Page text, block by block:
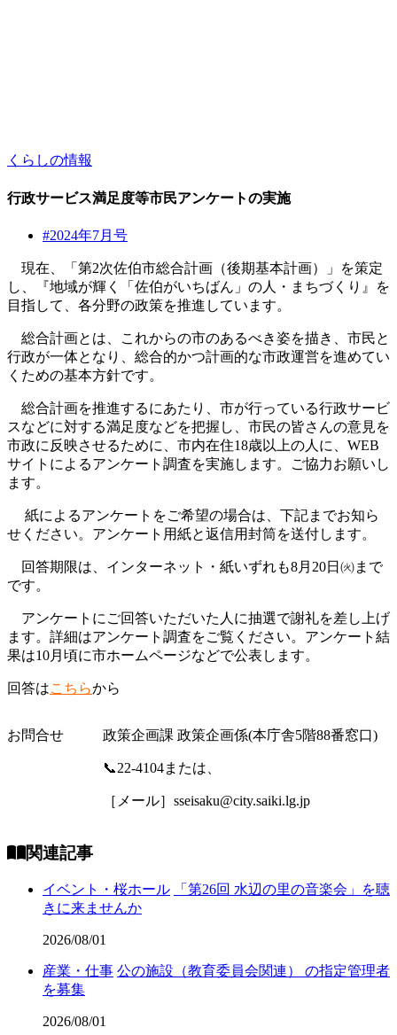
くらしの情報
行政サービス満足度等市民アンケートの実施
#2024年7月号
現在、「第2次佐伯市総合計画（後期基本計画）」を策定
し、『地域が輝く「佐伯がいちばん」の人・まちづくり』を
目指して、各分野の政策を推進しています。
総合計画とは、これからの市のあるべき姿を描き、市民と
行政が一体となり、総合的かつ計画的な市政運営を進めてい
くための基本方針です。
総合計画を推進するにあたり、市が行っている行政サービ
スなどに対する満足度などを把握し、市民の皆さんの意見を
市政に反映させるために、市内在住18歳以上の人に、WEB
サイトによるアンケート調査を実施します。ご協力お願いし
ます。
紙によるアンケートをご希望の場合は、下記までお知ら
せください。アンケート用紙と返信用封筒を送付します。
回答期限は、インターネット・紙いずれも8月20日㈫まで
です。
アンケートにご回答いただいた人に抽選で謝礼を差し上げ
ます。詳細はアンケート調査をご覧ください。アンケート結
果は10月頃に市ホームページなどで公表します。
回答はこちらから
お問合せ 政策企画課 政策企画係(本庁舎5階88番窓口)
📞22-4104または、
［メール］sseisaku@city.saiki.lg.jp
関連記事
イベント・桜ホール
「第26回 水辺の里の音楽会」を聴
きに来ませんか
2026/08/01
産業・仕事 公の施設（教育委員会関連） の指定管理者
を募集
2026/08/01